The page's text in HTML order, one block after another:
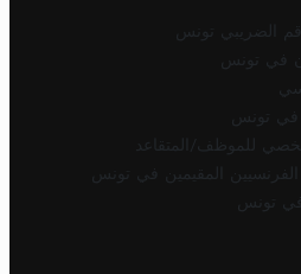
الضريبي تونس
في تونس
في تونس
للموظف/المتقاعد
المقيمين في تونس
في تونس